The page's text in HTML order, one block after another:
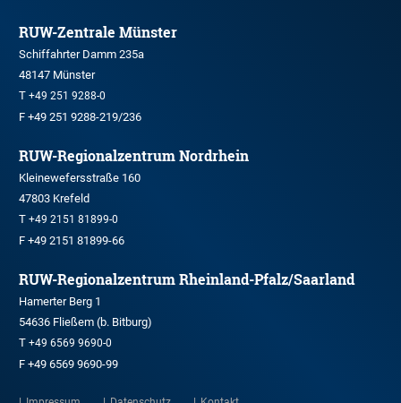
RUW-Zentrale Münster
Schiffahrter Damm 235a
48147 Münster
T +49 251 9288-0
F +49 251 9288-219/236
RUW-Regionalzentrum Nordrhein
Kleinewefersstraße 160
47803 Krefeld
T +49 2151 81899-0
F +49 2151 81899-66
RUW-Regionalzentrum Rheinland-Pfalz/Saarland
Hamerter Berg 1
54636 Fließem (b. Bitburg)
T +49 6569 9690-0
F +49 6569 9690-99